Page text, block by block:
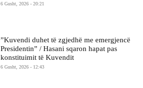
6 Gusht, 2026 - 20:21
​”Kuvendi duhet të zgjedhë me emergjencë
Presidentin” / Hasani sqaron hapat pas
konstituimit të Kuvendit
6 Gusht, 2026 - 12:43